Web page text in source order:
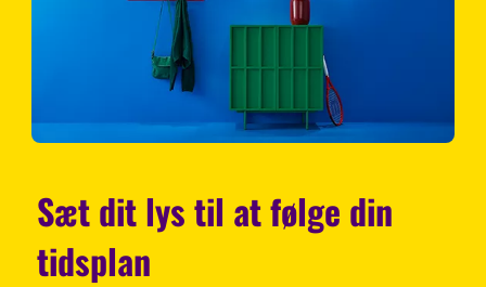
Sæt dit lys til at følge din
tidsplan